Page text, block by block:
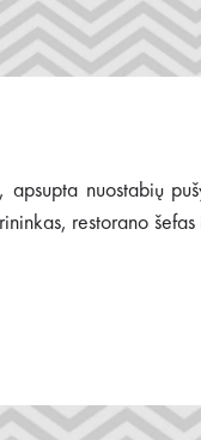
nuostabių
restorano